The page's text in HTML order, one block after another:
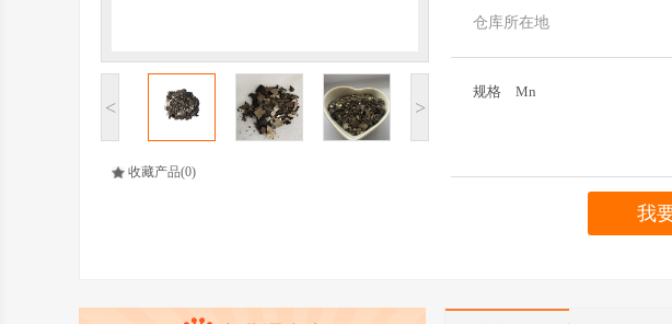
< >
收藏产品(0)
仓库所在地 浙江省宁波市
规格 Mn
我